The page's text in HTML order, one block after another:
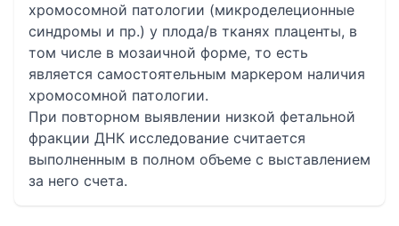
хромосомной патологии (микроделеционные
синдромы и пр.) у плода/в тканях плаценты, в
том числе в мозаичной форме, то есть
является самостоятельным маркером наличия
хромосомной патологии.
При повторном выявлении низкой фетальной
фракции ДНК исследование считается
выполненным в полном объеме с выставлением
за него счета.